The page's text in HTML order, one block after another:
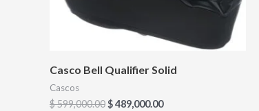
Casco Bell Qualifier Solid
Cascos
$599,000.00$489,000.00
se
pueden
elegir